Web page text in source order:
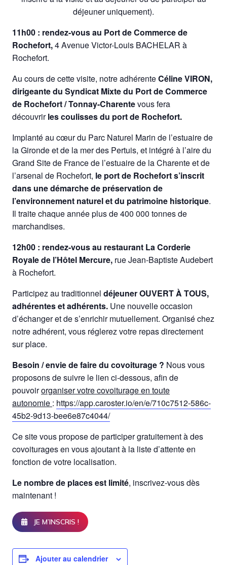
déjeuner uniquement).
11h00 : rendez-vous au Port de Commerce de
Rochefort,4 Avenue Victor-Louis BACHELAR à
Rochefort.
Au cours de cette visite, notre adhérenteCéline VIRON,
dirigeante du Syndicat Mixte du Port de Commerce
de Rochefort / Tonnay-Charentevous fera
découvrirles coulisses du port de Rochefort.
Implanté au cœur du Parc Naturel Marin de l’estuaire de
la Gironde et de la mer des Pertuis, et intégré à l’aire du
Grand Site de France de l’estuaire de la Charente et de
l’arsenal de Rochefort, le port de Rochefort s’inscrit
dans une démarche de préservation de
l’environnement naturel et du patrimoine historique.
Il traite chaque année plus de 400 000 tonnes de
marchandises.
12h00 : rendez-vous au restaurant La Corderie
Royale de l’Hôtel Mercure, rue Jean-Baptiste Audebert
à Rochefort.
Participez au traditionnel déjeuner OUVERT À TOUS,
adhérentes et adhérents. Une nouvelle occasion
d’échanger et de s’enrichir mutuellement. Organisé chez
notre adhérent, vous réglerez votre repas directement
sur place.
Besoin / envie de faire du covoiturage ? Nous vous
proposons de suivre le lien ci-dessous, afin de
pouvoirorganiser votre covoiturage en toute
autonomie : https://app.caroster.io/en/e/710c7512-586c-
45b2-9d13-bee6e87c4044/
Ce site vous propose de participer gratuitement à des
covoiturages en vous ajoutant à la liste d’attente en
fonction de votre localisation.
Le nombre de places est limité, inscrivez-vous dès
maintenant !
JE M’INSCRIS !
Ajouter au calendrier